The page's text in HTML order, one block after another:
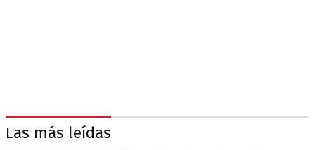
Las más leídas